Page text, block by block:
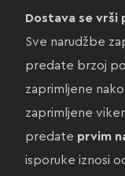
Dostava se vrši
Sve narudžbe
predate brzoj
zaprimljene
zaprimljene
predate prvim
isporuke iznosi